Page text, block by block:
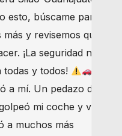
esto, búscame para
y revisemos qué
¡La seguridad nos
todas y todos!
a mí. Un pedazo de
mi coche y vi
a muchos más